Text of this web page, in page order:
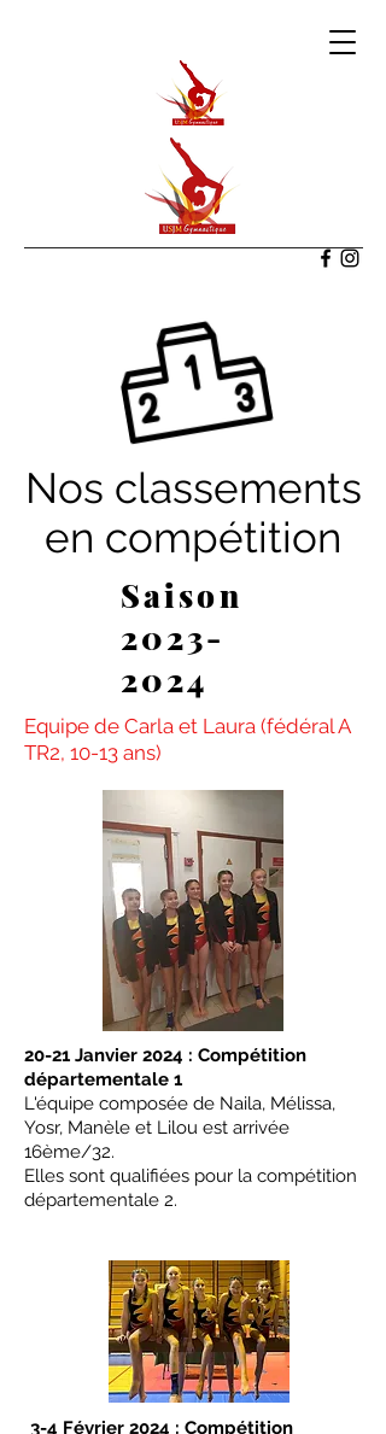
Nos classements
en compétition
Saison
2023-
2024
Equipe de Carla et Laura (fédéral A
TR2, 10-13 ans)
20-21 Janvier 2024 : Compétition
départementale 1
L'équipe composée de Naila, Mélissa,
Yosr, Manèle et Lilou est arrivée
16ème/32.
Elles sont qualifiées pour la compétition
départementale 2.
3-4 Février 2024 : Compétition